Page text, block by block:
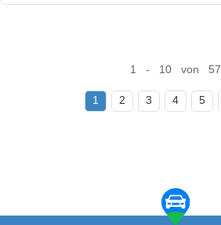
1 - 10 von 57
1 2 3 4 5